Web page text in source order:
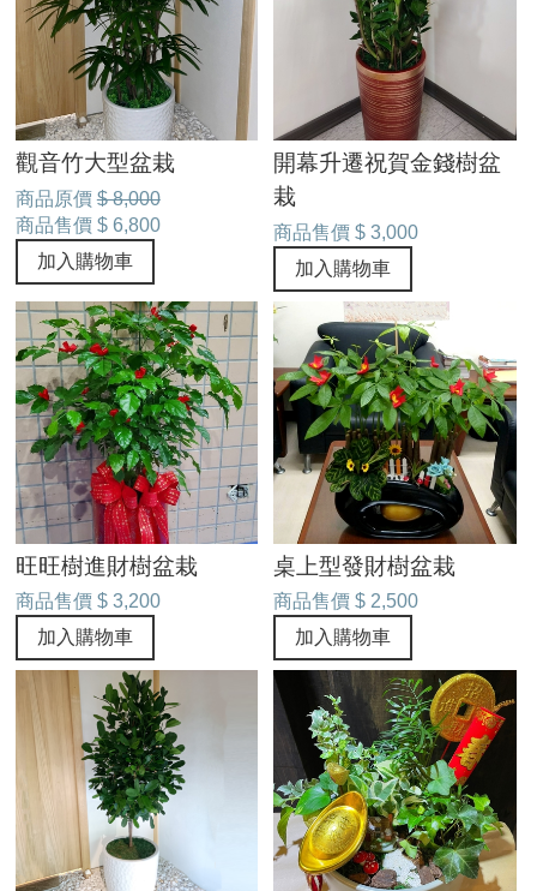
觀音竹大型盆栽
商品原價 $ 8,000
商品售價 $ 6,800
加入購物車
開幕升遷祝賀金錢樹盆
栽
商品售價 $ 3,000
加入購物車
旺旺樹進財樹盆栽
商品售價 $ 3,200
加入購物車
桌上型發財樹盆栽
商品售價 $ 2,500
加入購物車